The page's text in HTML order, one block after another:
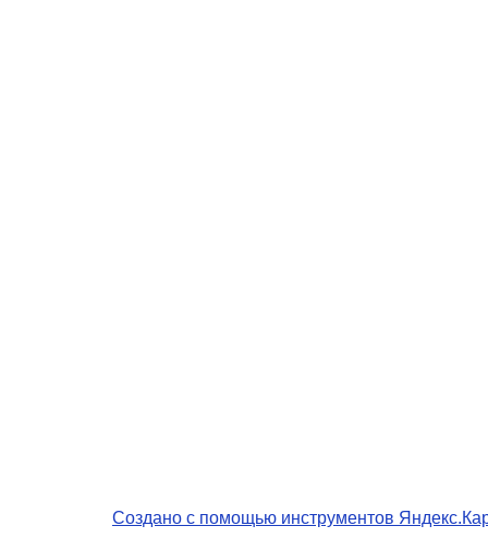
Создано с помощью инструментов